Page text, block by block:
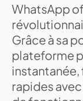
WhatsApp
Grâce à sa
plateforme
instantanée,
rapides